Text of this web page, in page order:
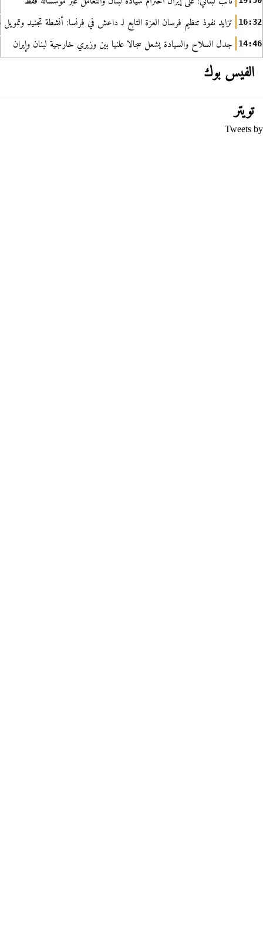
16:32 تزايد نفوذ تنظيم فرسان العزة التابع لـ داعش في فرنسا: أنشطة تجنيد
14:46 جدل السلاح والسيادة يشعل سجالا علنيا بين وزيري خارجية لبنان وإيران
الفيس بوك
تويتر
Tweets by